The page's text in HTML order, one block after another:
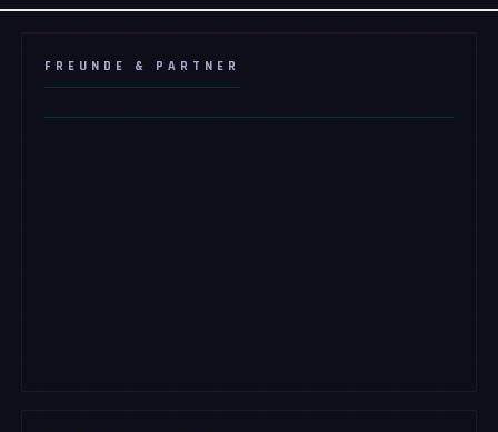
FREUNDE & PARTNER